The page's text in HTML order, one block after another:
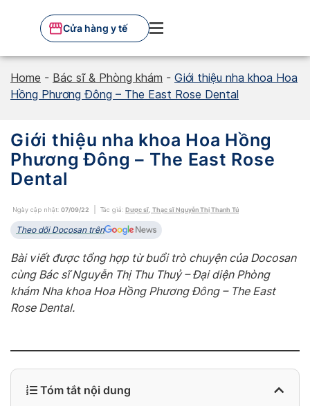
Cửa hàng y tế
Home - Bác sĩ & Phòng khám - Giới thiệu nha khoa Hoa
Hồng Phương Đông – The East Rose Dental
Giới thiệu nha khoa Hoa Hồng
Phương Đông – The East Rose
Dental
Ngày cập nhật: 07/09/22 Tác giả: Dược sĩ, Thạc sĩ Nguyễn Thị Thanh Tú
Theo dõi Docosan trên
Bài viết được tổng hợp từ buổi trò chuyện của Docosan
cùng Bác sĩ Nguyễn Thị Thu Thuỷ – Đại diện Phòng
khám Nha khoa Hoa Hồng Phương Đông – The East
Rose Dental.
Tóm tắt nội dung